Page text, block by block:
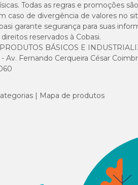
Todas as regras e promoções
caso de divergência de valores no
garante segurança para suas
reservados à Cobasi.
BÁSICOS E
Av. Fernando Cerqueira César
Mapa de produtos